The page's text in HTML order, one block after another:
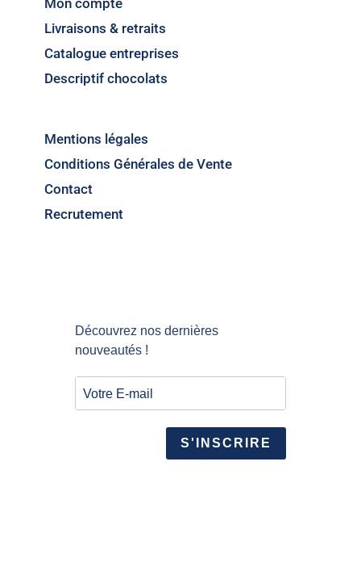
Livraisons & retraits
Catalogue entreprises
Descriptif chocolats
Mentions légales
Conditions Générales de Vente
Contact
Recrutement
Découvrez nos dernières
nouveautés !
S'INSCRIRE